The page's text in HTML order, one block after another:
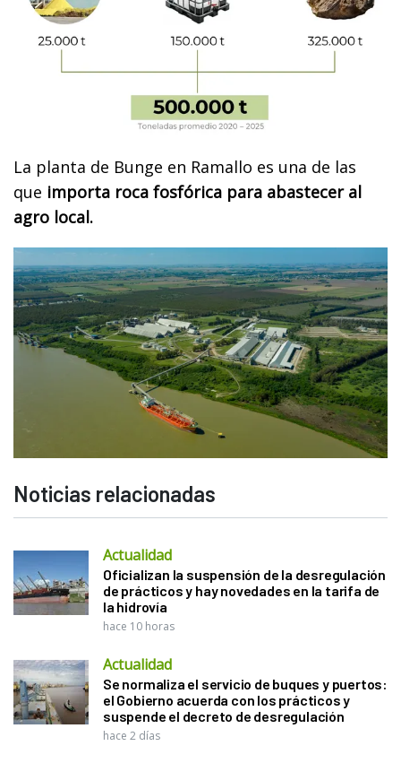
La planta de Bunge en Ramallo es una de las
que importa roca fosfórica para abastecer al
agro local.
Noticias relacionadas
Actualidad
Oficializan la suspensión de la desregulación
de prácticos y hay novedades en la tarifa de
la hidrovía
hace 10 horas
Actualidad
Se normaliza el servicio de buques y puertos:
el Gobierno acuerda con los prácticos y
suspende el decreto de desregulación
hace 2 días